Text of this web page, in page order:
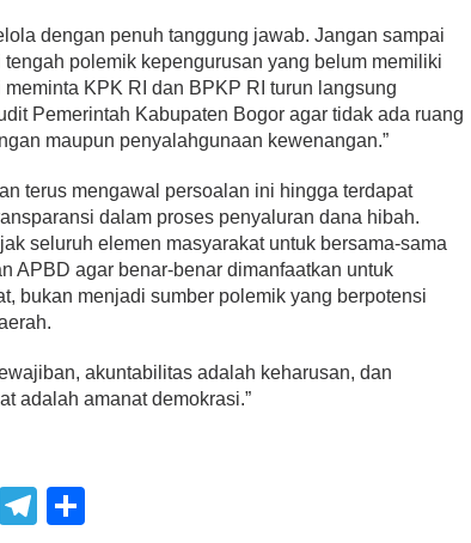
dengan penuh tanggung jawab. Jangan sampai
polemik kepengurusan yang belum memiliki
KPK RI dan BPKP RI turun langsung
Pemerintah Kabupaten Bogor agar tidak ada ruang
maupun penyalahgunaan kewenangan.”
terus mengawal persoalan ini hingga terdapat
dalam proses penyaluran dana hibah.
seluruh elemen masyarakat untuk bersama-sama
APBD agar benar-benar dimanfaatkan untuk
bukan menjadi sumber polemik yang berpotensi
akuntabilitas adalah keharusan, dan
adalah amanat demokrasi.”
X Telegram